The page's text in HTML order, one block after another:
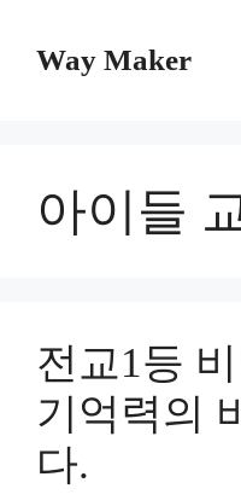
contentWay Maker
아이들
전교1등
기억력의
다.